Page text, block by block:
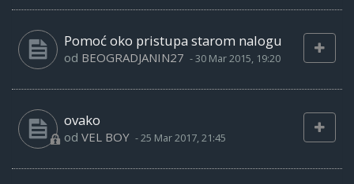
Pomoć oko pristupa starom nalogu
od BEOGRADJANIN27 -30 Mar 2015, 19:20
ovako
od VEL BOY -25 Mar 2017, 21:45